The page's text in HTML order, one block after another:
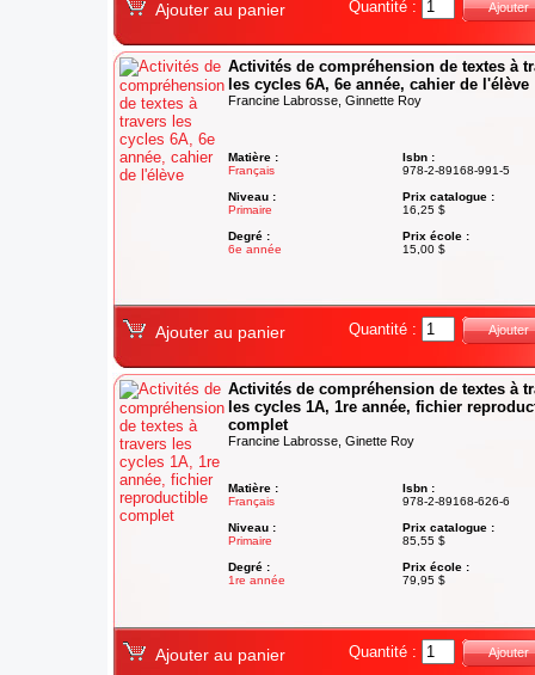
Ajouter au panier Quantité : Ajouter
Activités de compréhension de textes à
les cycles 6A, 6e année, cahier de l'élève
Francine Labrosse, Ginnette Roy
Matière :
Français
Niveau :
Primaire
Degré :
6e année
Isbn :
978-2-89168-991-5
Prix catalogue :
16,25 $
Prix école :
15,00 $
Ajouter au panier Quantité : Ajouter
Activités de compréhension de textes à
les cycles 1A, 1re année, fichier
complet
Francine Labrosse, Ginette Roy
Matière :
Français
Niveau :
Primaire
Degré :
1re année
Isbn :
978-2-89168-626-6
Prix catalogue :
85,55 $
Prix école :
79,95 $
Ajouter au panier Quantité : Ajouter